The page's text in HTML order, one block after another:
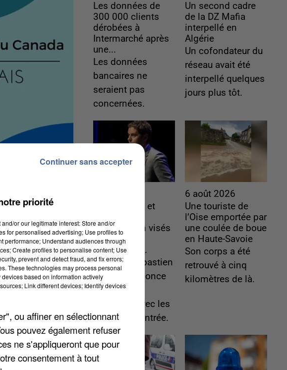
Les données de
300 000 clients
dérobées à
Intermarché après
une...
Les données
bancaires ne
seraient pas
concernées.
Un second cadre
de la DZ Mafia
interpellé en
Algérie
Un cofondateur du
réseau avait été
interpellé quelques
jours plus tôt.
Gabriel Attal et
Glucksmann visés
par des
ingérences...
Sollicité, Sébastien
Lecornu annonce
un "travail
commun" avec les
partis à la rentrée.
6 août 2026
Une touriste de
l’Oise emportée par
une coulée de boue
en Haute-Savoie
Son corps a été
retrouvé à cinq
kilomètres de là.
priorité
or our legitimate interest: Store and/or
for personalised advertising; Use profiles to
performance; Understand audiences through
Create profiles to personalise content; Use
prevent and detect fraud, and fix errors;
These technologies may process personal
based on information actively
Link different devices; Identify devices
ou affiner en sélectionnant
pouvez également refuser
ne s'appliqueront que pour
consentement à tout
Continuer sans accepter